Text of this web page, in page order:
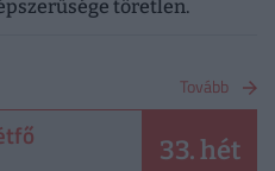
töretlen.
Tovább
33. hét